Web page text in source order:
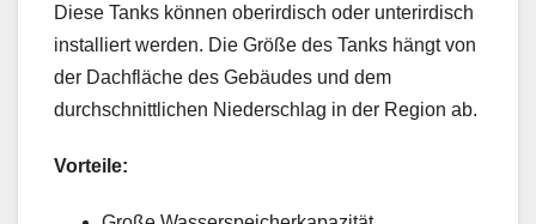
Diese Tanks können oberirdisch oder unterirdisch
installiert werden. Die Größe des Tanks hängt von
der Dachfläche des Gebäudes und dem
durchschnittlichen Niederschlag in der Region ab.
Vorteile: